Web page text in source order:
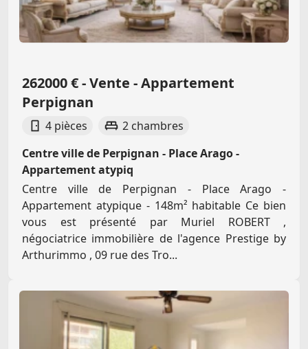
262000 € - Vente - Appartement
Perpignan
4 pièces
2 chambres
Centre ville de Perpignan - Place Arago -
Appartement atypiq
Centre ville de Perpignan - Place Arago -
Appartement atypique - 148m² habitable Ce bien
vous est présenté par Muriel ROBERT ,
négociatrice immobilière de l'agence Prestige by
Arthurimmo , 09 rue des Tro...